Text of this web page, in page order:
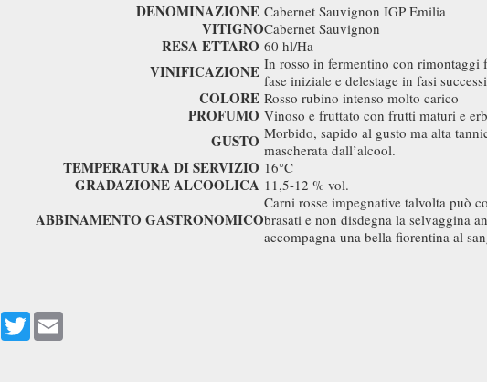
DENOMINAZIONE Cabernet Sauvignon IGP Emilia
VITIGNOCabernet Sauvignon
RESA ETTARO 60 hl/Ha
VINIFICAZIONE In rosso in fermentino con rimontaggi
fase iniziale e delestage in fasi
COLORE Rosso rubino intenso molto carico
PROFUMO Vinoso e fruttato con frutti maturi e
GUSTO Morbido, sapido al gusto ma alta
mascherata dall’alcool.
TEMPERATURA DI SERVIZIO 16°C
GRADAZIONE ALCOOLICA 11,5-12 % vol.
ABBINAMENTO GASTRONOMICO
Carni rosse impegnative talvolta può
brasati e non disdegna la selvaggina
accompagna una bella fiorentina al
Facebook
Twitter